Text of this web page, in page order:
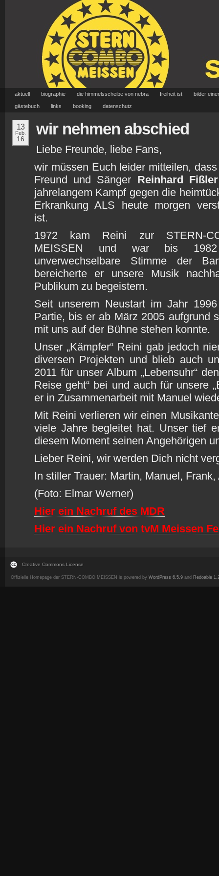
aktuell biographie die himmelsscheibe von nebra freiheit ist bilder
gästebuch links booking datenschutz
13
Feb.
16
wir nehmen abschied
Liebe Freunde, liebe Fans,
wir müssen Euch leider mitteilen,
Freund und Sänger Reinhard Fißler
jahrelangem Kampf gegen die
Erkrankung ALS heute morgen
ist.
1972 kam Reini zur STERN-
MEISSEN und war bis
unverwechselbare Stimme der
bereicherte er unsere Musik
Publikum zu begeistern.
Seit unserem Neustart im Jahr
Partie, bis er ab März 2005 aufgrund
mit uns auf der Bühne stehen konnte.
Unser „Kämpfer“ Reini gab jedoch
diversen Projekten und blieb auch
2011 für unser Album „Lebensuhr“
Reise geht“ bei und auch für unsere
er in Zusammenarbeit mit Manuel
Mit Reini verlieren wir einen
viele Jahre begleitet hat. Unser tief
diesem Moment seinen Angehörigen
Lieber Reini, wir werden Dich nicht
In stiller Trauer: Martin, Manuel,
(Foto: Elmar Werner)
Hier ein Nachruf des MDR
Hier ein Nachruf von tvM Meissen
Creative Commons License
Offizielle Homepage der STERN-COMBO MEISSEN is powered by WordPress 6.5.9 and Redoable